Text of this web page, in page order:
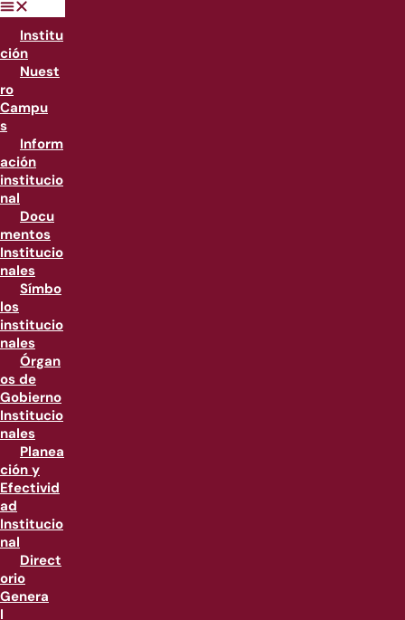
Institu
ción
Nuest
ro
Campu
s
Inform
ación
institucio
nal
Docu
mentos
Institucio
nales
Símbo
los
institucio
nales
Órgan
os de
Gobierno
Institucio
nales
Planea
ción y
Efectivid
ad
Institucio
nal
Direct
orio
Genera
l